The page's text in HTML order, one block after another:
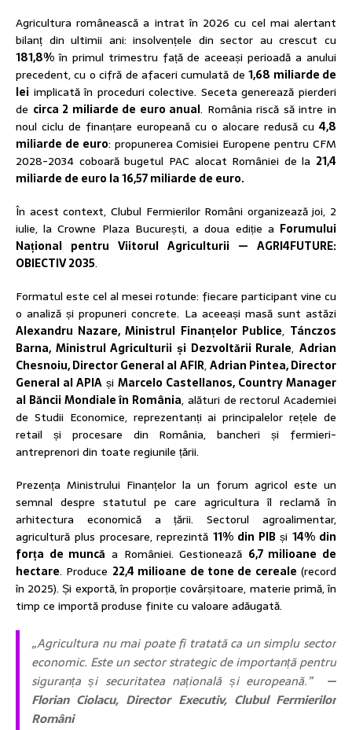
Agricultura românească a intrat în 2026 cu cel mai alertant
bilanț din ultimii ani: insolvențele din sector au crescut cu
181,8% în primul trimestru față de aceeași perioadă a anului
precedent, cu o cifră de afaceri cumulată de1,68 miliarde de
lei implicată în proceduri colective. Seceta generează pierderi
de circa 2 miliarde de euro anual. România riscă să intre in
noul ciclu de finanțare europeană cu o alocare redusă cu 4,8
miliarde de euro: propunerea Comisiei Europene pentru CFM
2028-2034 coboară bugetul PAC alocat României de la 21,4
miliarde de euro la 16,57 miliarde de euro.
În acest context, Clubul Fermierilor Români organizează joi, 2
iulie, la Crowne Plaza București, a doua ediție a Forumului
Național pentru Viitorul Agriculturii — AGRI4FUTURE:
OBIECTIV 2035.
Formatul este cel al mesei rotunde: fiecare participant vine cu
o analiză și propuneri concrete. La aceeași masă sunt astăzi
Alexandru Nazare, Ministrul Finanțelor Publice, Tánczos
Barna, Ministrul Agriculturii și Dezvoltării Rurale,Adrian
Chesnoiu, Director General al AFIR,Adrian Pintea, Director
General al APIA și Marcelo Castellanos, Country Manager
al Băncii Mondiale în România, alături de rectorul Academiei
de Studii Economice, reprezentanți ai principalelor rețele de
retail și procesare din România, bancheri și fermieri-
antreprenori din toate regiunile țării.
Prezența Ministrului Finanțelor la un forum agricol este un
semnal despre statutul pe care agricultura îl reclamă în
arhitectura economică a țării. Sectorul agroalimentar,
agricultură plus procesare, reprezintă11% din PIB și14% din
forța de muncă a României. Gestionează 6,7 milioane de
hectare. Produce 22,4 milioane de tone de cereale (record
în 2025). Și exportă, în proporție covârșitoare, materie primă, în
timp ce importă produse finite cu valoare adăugată.
„Agricultura nu mai poate fi tratată ca un simplu sector
economic. Este un sector strategic de importanță pentru
siguranța și securitatea națională și europeană.”—
Florian Ciolacu, Director Executiv, Clubul Fermierilor
Români